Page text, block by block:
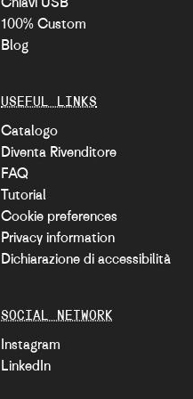
100% Custom
Blog
USEFUL LINKS
Catalogo
Diventa Rivenditore
FAQ
Tutorial
Cookie preferences
Privacy information
Dichiarazione di accessibilità
SOCIAL NETWORK
Instagram
LinkedIn